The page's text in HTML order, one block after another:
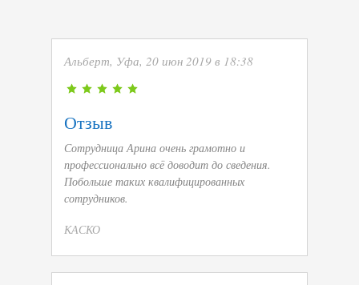
Альберт, Уфа, 20 июн 2019 в 18:38
Отзыв
Сотрудница Арина очень грамотно и
профессионально всё доводит до сведения.
Побольше таких квалифицированных
сотрудников.
КАСКО